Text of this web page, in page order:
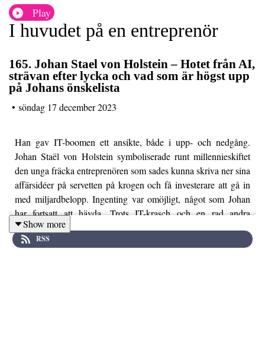
Play
I huvudet på en entreprenör
165. Johan Stael von Holstein – Hotet från AI,
strävan efter lycka och vad som är högst upp
på Johans önskelista
• söndag 17 december 2023
Han gav IT-boomen ett ansikte, både i upp- och nedgång.
Johan Staël von Holstein symboliserade runt millennieskiftet
den unga fräcka entreprenören som sades kunna skriva ner sina
affärsidéer på servetten på krogen och få investerare att gå in
med miljardbelopp. Ingenting var omöjligt, något som Johan
har fortsatt att hävda. Trots IT-krasch och en rad andra
motgångar har han rest sig – igen och igen. Vi pratar om att bli
äldre, att ta fighten i media och hur relationen till Jan Stenbeck
Show more
RSS